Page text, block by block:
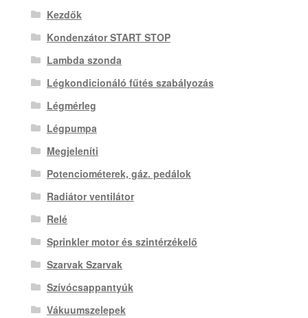
Kezdők
Kondenzátor START STOP
Lambda szonda
Légkondicionáló fűtés szabályozás
Légmérleg
Légpumpa
Megjeleníti
Potenciométerek, gáz. pedálok
Radiátor ventilátor
Relé
Sprinkler motor és szintérzékelő
Szarvak Szarvak
Szívócsappantyúk
Vákuumszelepek